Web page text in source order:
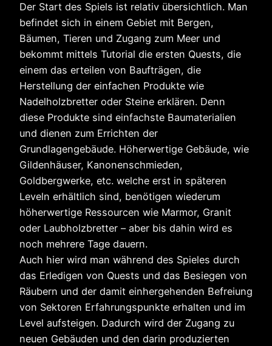
Der Start des Spiels ist relativ übersichtlich. Man
befindet sich in einem Gebiet mit Bergen,
Bäumen, Tieren und Zugang zum Meer und
bekommt mittels Tutorial die ersten Quests, die
einem das erteilen von Baufträgen, die
Herstellung der einfachen Produkte wie
Nadelholzbretter oder Steine erklären. Denn
diese Produkte sind einfachste Baumaterialien
und dienen zum Errichten der
Grundlagengebäude. Höherwertige Gebäude, wie
Gildenhäuser, Kanonenschmieden,
Goldbergwerke, etc. welche erst in späteren
Leveln erhältlich sind, benötigen wiederum
höherwertige Ressourcen wie Marmor, Granit
oder Laubholzbretter – aber bis dahin wird es
noch mehrere Tage dauern.
Auch hier wird man während des Spieles durch
das Erledigen von Quests und das Besiegen von
Räubern und der damit einhergehenden Befreiung
von Sektoren Erfahrungspunkte erhalten und im
Level aufsteigen. Dadurch wird der Zugang zu
neuen Gebäuden und den darin produzierten